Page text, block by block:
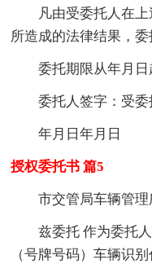
凡由受委托人在
所造成的法律结果，委
委托期限从年月日
委托人签字：受委
年月日年月日
授权委托书 篇5
市交管局车辆管理
兹委托 作为委托
（号牌号码）车辆识